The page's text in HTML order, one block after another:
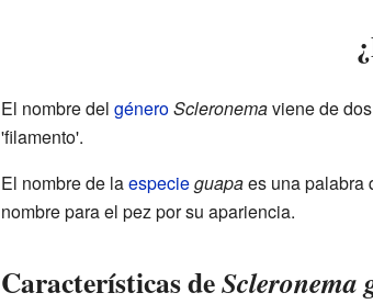
El nombre del géneroScleronemaviene de
'filamento'.
El nombre de laespecieguapaes una palabra
nombre para el pez por su apariencia.
Características deScleronema